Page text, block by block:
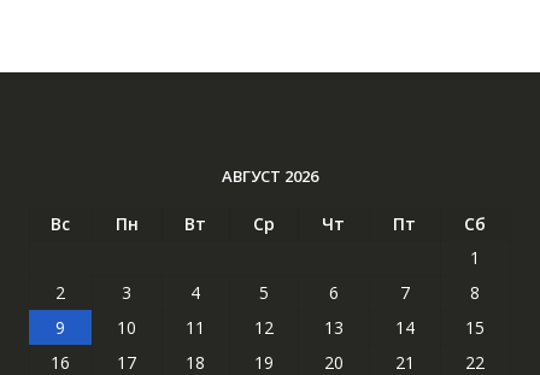
АВГУСТ 2026
Вс Пн Вт Ср Чт Пт
Сб
1
2
3 4 5 6 7
8
9
10 11 12 13 14
15
16
17 18 19 20 21
22